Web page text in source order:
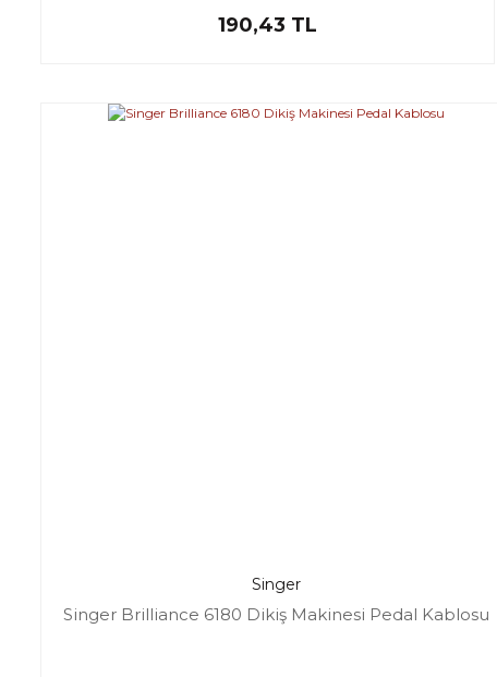
190,43 TL
Singer
Singer Brilliance 6180 Dikiş Makinesi Pedal Kablosu